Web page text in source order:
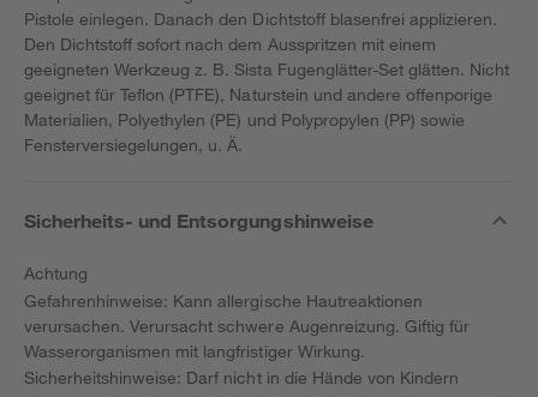
Pistole einlegen. Danach den Dichtstoff blasenfrei applizieren.
Den Dichtstoff sofort nach dem Ausspritzen mit einem
geeigneten Werkzeug z. B. Sista Fugenglätter-Set glätten. Nicht
geeignet für Teflon (PTFE), Naturstein und andere offenporige
Materialien, Polyethylen (PE) und Polypropylen (PP) sowie
Fensterversiegelungen, u. Ä.
Sicherheits- und Entsorgungshinweise
Achtung
Gefahrenhinweise: Kann allergische Hautreaktionen
verursachen. Verursacht schwere Augenreizung. Giftig für
Wasserorganismen mit langfristiger Wirkung.
Sicherheitshinweise: Darf nicht in die Hände von Kindern